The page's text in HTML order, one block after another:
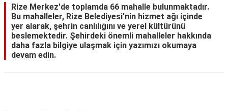
Rize Merkez'de toplamda 66 mahalle bulunmaktadır.
Bu mahalleler, Rize Belediyesi'nin hizmet ağı içinde
yer alarak, şehrin canlılığını ve yerel kültürünü
beslemektedir. Şehirdeki önemli mahalleler hakkında
daha fazla bilgiye ulaşmak için yazımızı okumaya
devam edin.